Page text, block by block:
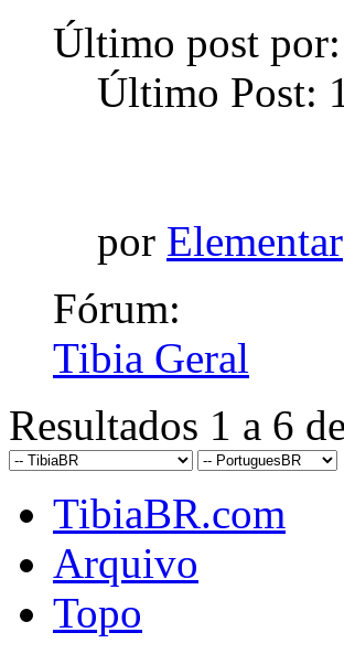
Último post por:
Último Post:
por Elementar
Fórum:
Tibia Geral
Resultados 1 a 6
TibiaBR.com
Arquivo
Topo